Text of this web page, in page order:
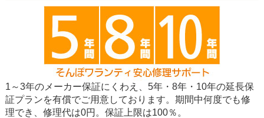
1～3年のメーカー保証にくわえ、5年・8年・10年の延長保
証プランを有償でご用意しております。期間中何度でも修
理でき、修理代は0円。保証上限は100％。